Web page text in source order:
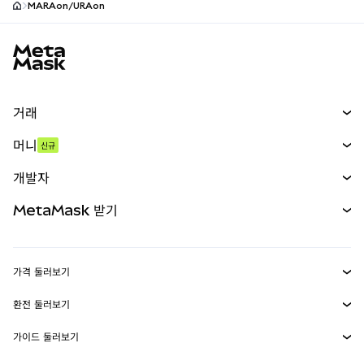
MARAon/URAon
거래
무기한 선물
실물자산
머니 신규
개발자
MetaMask Connect
Snaps
MetaMask 받기
보안
가격 둘러보기
이더리움 가격
솔라나 가격
환전 둘러보기
ETH를 USD로 환전
가이드 둘러보기